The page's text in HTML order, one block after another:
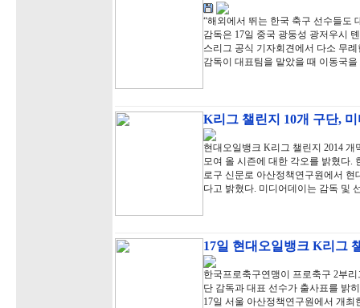
“해외에서 뛰는 한국 축구 선수들도
감독은 17일 중국 광둥성 광저우시
스리그 공식 기자회견에서 다소 무
감독이 대표팀을 맡았을 때 이동국
K리그 챌린지 10개 구단,
현대오일뱅크 K리그 챌린지 2014
모여 올 시즌에 대한 각오를 밝혔다.
로구 신문로 아산정책연구원에서
다고 밝혔다. 미디어데이는 감독 및
17일 현대오일뱅크 K리그
한국프로축구연맹이 프로축구 2부
단 감독과 대표 선수가 출사표를 밝
17일 서울 아산정책연구원에서 개